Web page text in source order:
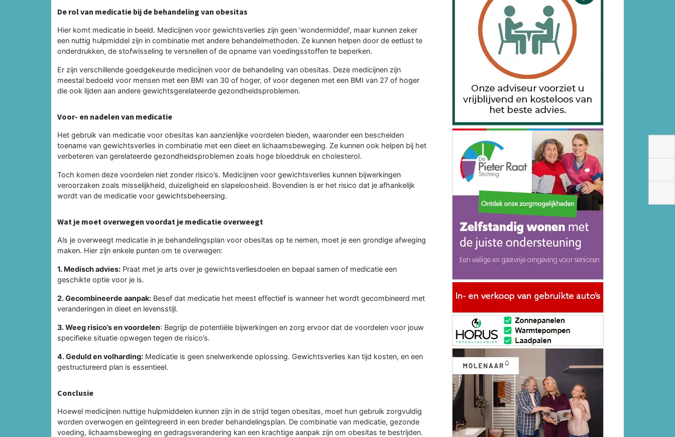
De rol van medicatie bij de behandeling van obesitas
Hier komt medicatie in beeld. Medicijnen voor gewichtsverlies zijn geen ‘wondermiddel’, maar kunnen zeker
een nuttig hulpmiddel zijn in combinatie met andere behandelmethoden. Ze kunnen helpen door de eetlust te
onderdrukken, de stofwisseling te versnellen of de opname van voedingsstoffen te beperken.
Er zijn verschillende goedgekeurde medicijnen voor de behandeling van obesitas. Deze medicijnen zijn
meestal bedoeld voor mensen met een BMI van 30 of hoger, of voor degenen met een BMI van 27 of hoger
die ook lijden aan andere gewichtsgerelateerde gezondheidsproblemen.
Voor- en nadelen van medicatie
Het gebruik van medicatie voor obesitas kan aanzienlijke voordelen bieden, waaronder een bescheiden
toename van gewichtsverlies in combinatie met een dieet en lichaamsbeweging. Ze kunnen ook helpen bij het
verbeteren van gerelateerde gezondheidsproblemen zoals hoge bloeddruk en cholesterol.
Toch komen deze voordelen niet zonder risico’s. Medicijnen voor gewichtsverlies kunnen bijwerkingen
veroorzaken zoals misselijkheid, duizeligheid en slapeloosheid. Bovendien is er het risico dat je afhankelijk
wordt van de medicatie voor gewichtsbeheersing.
Wat je moet overwegen voordat je medicatie overweegt
Als je overweegt medicatie in je behandelingsplan voor obesitas op te nemen, moet je een grondige afweging
maken. Hier zijn enkele punten om te overwegen:
1. Medisch advies: Praat met je arts over je gewichtsverliesdoelen en bepaal samen of medicatie een
geschikte optie voor je is.
2. Gecombineerde aanpak: Besef dat medicatie het meest effectief is wanneer het wordt gecombineerd met
veranderingen in dieet en levensstijl.
3. Weeg risico’s en voordelen: Begrijp de potentiële bijwerkingen en zorg ervoor dat de voordelen voor jouw
specifieke situatie opwegen tegen de risico’s.
4. Geduld en volharding: Medicatie is geen snelwerkende oplossing. Gewichtsverlies kan tijd kosten, en een
gestructureerd plan is essentieel.
Conclusie
Hoewel medicijnen nuttige hulpmiddelen kunnen zijn in de strijd tegen obesitas, moet hun gebruik zorgvuldig
worden overwogen en geïntegreerd in een breder behandelingsplan. De combinatie van medicatie, gezonde
voeding, lichaamsbeweging en gedragsverandering kan een krachtige aanpak zijn om obesitas te bestrijden.